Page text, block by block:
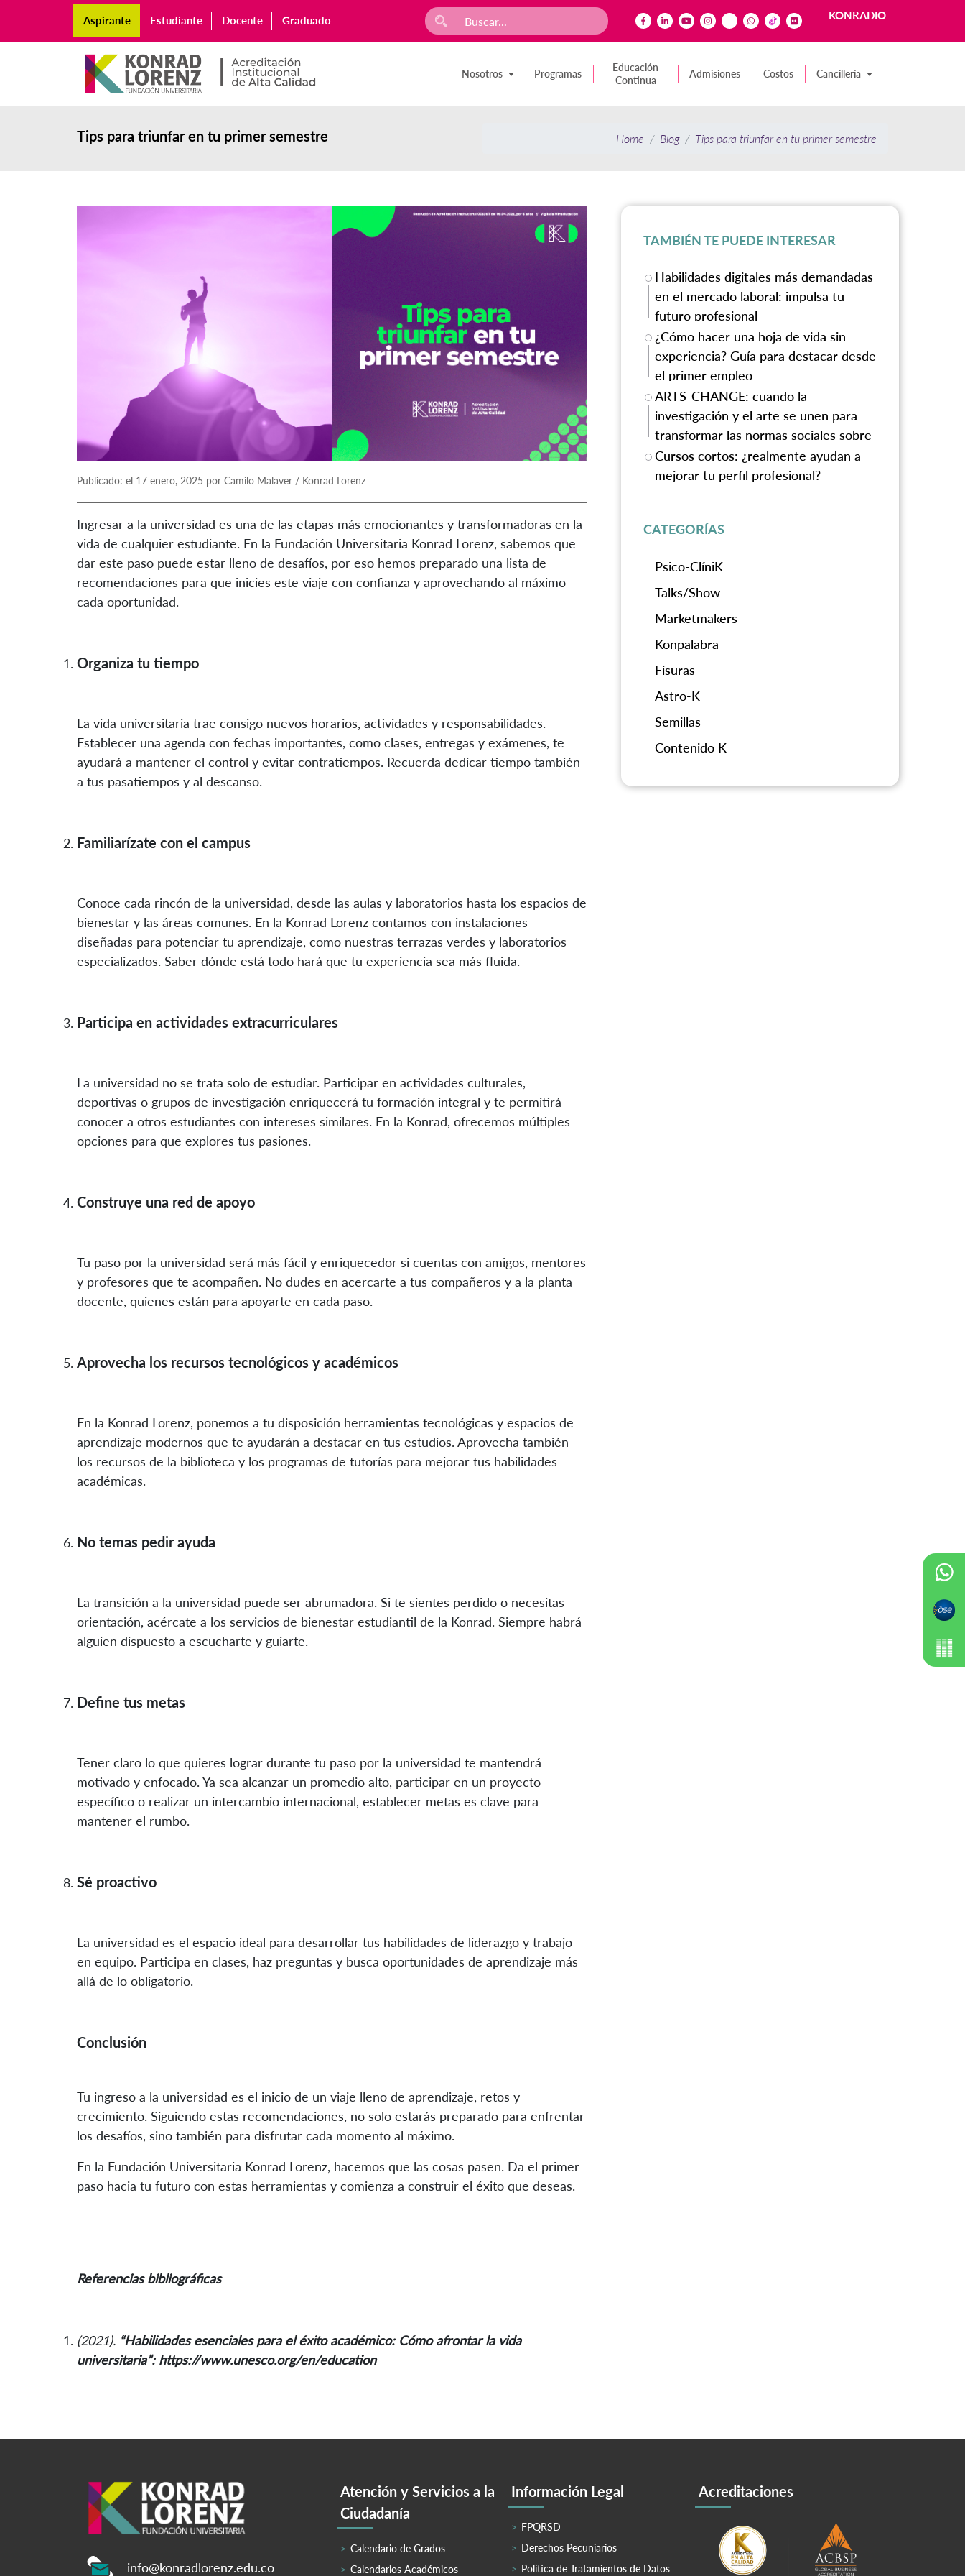
Aspirante Estudiante Docente Graduado KONRADIO
Nosotros Programas
Educación
Continua
Admisiones Costos Cancillería
Tips para triunfar en tu primer semestre Home Blog Tips para triunfar en tu primer semestre
Publicado: el 17 enero, 2025 por Camilo Malaver / Konrad Lorenz
Ingresar a la universidad es una de las etapas más emocionantes y transformadoras en la
vida de cualquier estudiante. En la Fundación Universitaria Konrad Lorenz, sabemos que
dar este paso puede estar lleno de desafíos, por eso hemos preparado una lista de
recomendaciones para que inicies este viaje con confianza y aprovechando al máximo
cada oportunidad.
Organiza tu tiempo
La vida universitaria trae consigo nuevos horarios, actividades y responsabilidades.
Establecer una agenda con fechas importantes, como clases, entregas y exámenes, te
ayudará a mantener el control y evitar contratiempos. Recuerda dedicar tiempo también
a tus pasatiempos y al descanso.
Familiarízate con el campus
Conoce cada rincón de la universidad, desde las aulas y laboratorios hasta los espacios de
bienestar y las áreas comunes. En la Konrad Lorenz contamos con instalaciones
diseñadas para potenciar tu aprendizaje, como nuestras terrazas verdes y laboratorios
especializados. Saber dónde está todo hará que tu experiencia sea más fluida.
Participa en actividades extracurriculares
La universidad no se trata solo de estudiar. Participar en actividades culturales,
deportivas o grupos de investigación enriquecerá tu formación integral y te permitirá
conocer a otros estudiantes con intereses similares. En la Konrad, ofrecemos múltiples
opciones para que explores tus pasiones.
Construye una red de apoyo
Tu paso por la universidad será más fácil y enriquecedor si cuentas con amigos, mentores
y profesores que te acompañen. No dudes en acercarte a tus compañeros y a la planta
docente, quienes están para apoyarte en cada paso.
Aprovecha los recursos tecnológicos y académicos
En la Konrad Lorenz, ponemos a tu disposición herramientas tecnológicas y espacios de
aprendizaje modernos que te ayudarán a destacar en tus estudios. Aprovecha también
los recursos de la biblioteca y los programas de tutorías para mejorar tus habilidades
académicas.
No temas pedir ayuda
La transición a la universidad puede ser abrumadora. Si te sientes perdido o necesitas
orientación, acércate a los servicios de bienestar estudiantil de la Konrad. Siempre habrá
alguien dispuesto a escucharte y guiarte.
Define tus metas
Tener claro lo que quieres lograr durante tu paso por la universidad te mantendrá
motivado y enfocado. Ya sea alcanzar un promedio alto, participar en un proyecto
específico o realizar un intercambio internacional, establecer metas es clave para
mantener el rumbo.
Sé proactivo
La universidad es el espacio ideal para desarrollar tus habilidades de liderazgo y trabajo
en equipo. Participa en clases, haz preguntas y busca oportunidades de aprendizaje más
allá de lo obligatorio.
Conclusión
Tu ingreso a la universidad es el inicio de un viaje lleno de aprendizaje, retos y
crecimiento. Siguiendo estas recomendaciones, no solo estarás preparado para enfrentar
los desafíos, sino también para disfrutar cada momento al máximo.
En la Fundación Universitaria Konrad Lorenz, hacemos que las cosas pasen. Da el primer
paso hacia tu futuro con estas herramientas y comienza a construir el éxito que deseas.
Referencias bibliográficas
(2021). “Habilidades esenciales para el éxito académico: Cómo afrontar la vida
universitaria”: https://www.unesco.org/en/education
TAMBIÉN TE PUEDE INTERESAR
Habilidades digitales más demandadas
en el mercado laboral: impulsa tu
futuro profesional
¿Cómo hacer una hoja de vida sin
experiencia? Guía para destacar desde
el primer empleo
ARTS-CHANGE: cuando la
investigación y el arte se unen para
transformar las normas sociales sobre
la violencia de género
Cursos cortos: ¿realmente ayudan a
mejorar tu perfil profesional?
CATEGORÍAS
Psico-ClíniK
Talks/Show
Marketmakers
Konpalabra
Fisuras
Astro-K
Semillas
Contenido K
info@konradlorenz.edu.co
Atención y Servicios a la
Ciudadanía
Calendario de Grados
Calendarios Académicos
Información Legal
FPQRSD
Derechos Pecuniarios
Política de Tratamientos de Datos
Acreditaciones